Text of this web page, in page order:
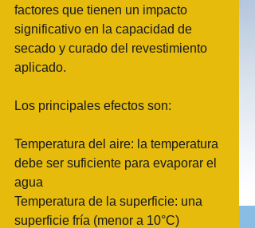
factores que tienen un impacto
significativo en la capacidad de
secado y curado del revestimiento
aplicado.
Los principales efectos son:
Temperatura del aire: la temperatura
debe ser suficiente para evaporar el
agua
Temperatura de la superficie: una
superficie fría (menor a 10°C)